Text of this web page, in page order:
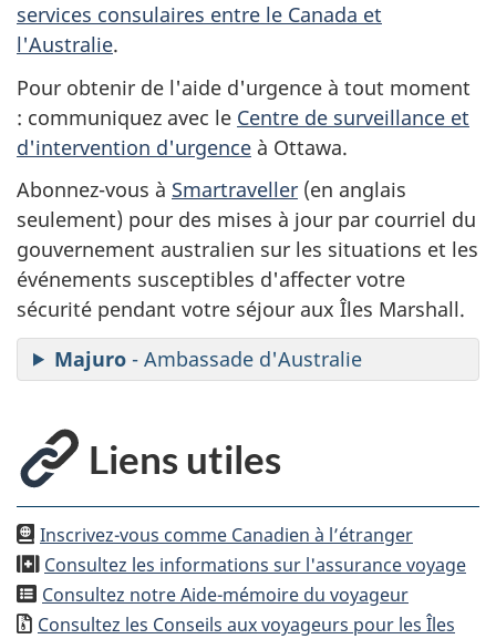
services consulaires entre le Canada et
l'Australie.
Pour obtenir de l'aide d'urgence à tout moment
: communiquez avec le Centre de surveillance et
d'intervention d'urgence à Ottawa.
Abonnez-vous à Smartraveller (en anglais
seulement) pour des mises à jour par courriel du
gouvernement australien sur les situations et les
événements susceptibles d'affecter votre
sécurité pendant votre séjour aux Îles Marshall.
Majuro - Ambassade d'Australie
Liens utiles
Inscrivez-vous comme Canadien à l’étranger
Consultez les informations sur l'assurance voyage
Consultez notre Aide-mémoire du voyageur
Consultez les Conseils aux voyageurs pour les Îles